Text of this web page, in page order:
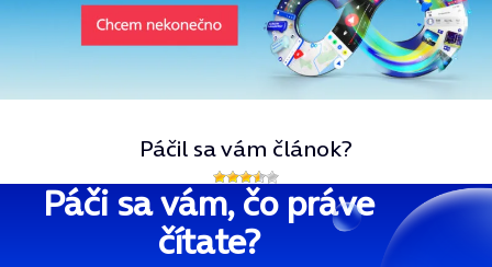
Páčil sa vám článok?
Páči sa vám, čo práve
čítate?